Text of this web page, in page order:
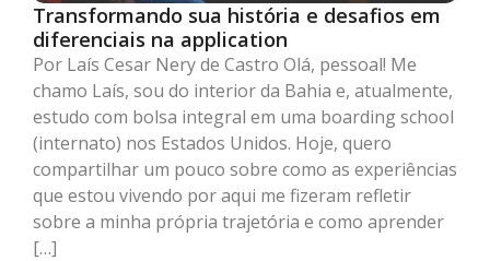
Transformando sua história e desafios em
diferenciais na application
Por Laís Cesar Nery de Castro Olá, pessoal! Me
chamo Laís, sou do interior da Bahia e, atualmente,
estudo com bolsa integral em uma boarding school
(internato) nos Estados Unidos. Hoje, quero
compartilhar um pouco sobre como as experiências
que estou vivendo por aqui me fizeram refletir
sobre a minha própria trajetória e como aprender
[…]